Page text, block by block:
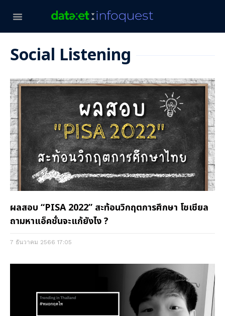
Social Listening
ผลสอบ “PISA 2022” สะท้อนวิกฤตการศึกษา โซเชียล
ถามหาแอ็คชั่นจะแก้ยังไง ?
7 ธันวาคม 2566 17:05